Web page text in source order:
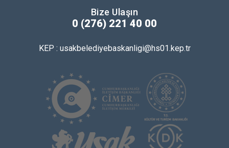
Bize Ulaşın
0 (276) 221 40 00
KEP : usakbelediyebaskanligi@hs01.kep.tr